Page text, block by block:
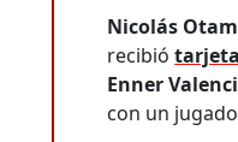
Nicolás
recibió
Enner
con un